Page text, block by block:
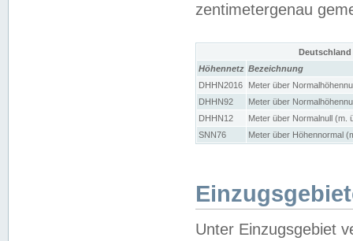
zentimetergenau
Höhennetz Bezeichnung
DHHN2016
Meter über
DHHN92
Meter über
DHHN12
Meter über Normalnull (m.
SNN76
Meter über Höhennormal
Unter Einzugsgebiet